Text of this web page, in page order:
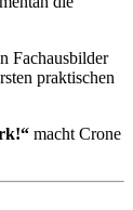
Fachausbilder
praktischen
macht Crone